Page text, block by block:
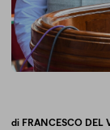
di FRANCESCO DEL